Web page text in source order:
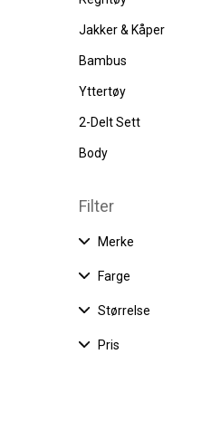
Jakker & Kåper
Bambus
Yttertøy
2-Delt Sett
Body
Filter
Merke
Farge
Størrelse
Pris